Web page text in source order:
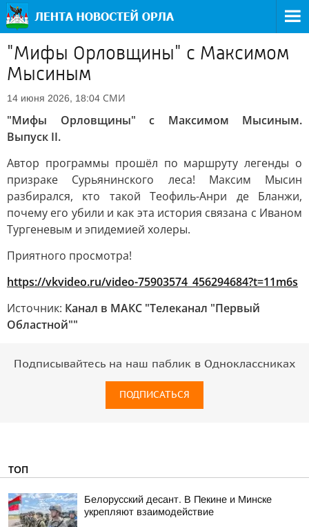
"Мифы Орловщины" с Максимом
Мысиным
14 июня 2026, 18:04 СМИ
"Мифы Орловщины" с Максимом Мысиным.
Выпуск II.
Автор программы прошёл по маршруту легенды о
призраке Сурьянинского леса! Максим Мысин
разбирался, кто такой Теофиль-Анри де Бланжи,
почему его убили и как эта история связана с Иваном
Тургеневым и эпидемией холеры.
Приятного просмотра!
https://vkvideo.ru/video-75903574_456294684?t=11m6s
Источник: Канал в МАКС "Телеканал "Первый
Областной""
Подписывайтесь на наш паблик в Одноклассниках
ПОДПИСАТЬСЯ
ТОП
Белорусский десант. В Пекине и Минске
укрепляют взаимодействие